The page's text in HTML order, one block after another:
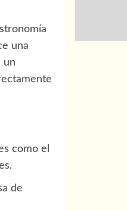
una
un
como el
de